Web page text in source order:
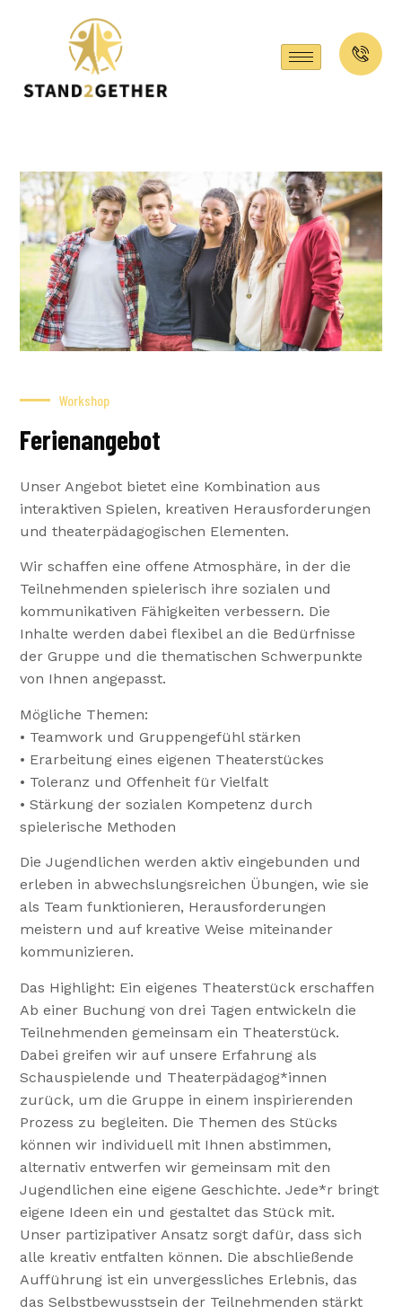
Workshop
Ferienangebot
Unser Angebot bietet eine Kombination aus
interaktiven Spielen, kreativen Herausforderungen
und theaterpädagogischen Elementen.
Wir schaffen eine offene Atmosphäre, in der die
Teilnehmenden spielerisch ihre sozialen und
kommunikativen Fähigkeiten verbessern. Die
Inhalte werden dabei flexibel an die Bedürfnisse
der Gruppe und die thematischen Schwerpunkte
von Ihnen angepasst.
Mögliche Themen:
• Teamwork und Gruppengefühl stärken
• Erarbeitung eines eigenen Theaterstückes
• Toleranz und Offenheit für Vielfalt
• Stärkung der sozialen Kompetenz durch
spielerische Methoden
Die Jugendlichen werden aktiv eingebunden und
erleben in abwechslungsreichen Übungen, wie sie
als Team funktionieren, Herausforderungen
meistern und auf kreative Weise miteinander
kommunizieren.
Das Highlight: Ein eigenes Theaterstück erschaffen
Ab einer Buchung von drei Tagen entwickeln die
Teilnehmenden gemeinsam ein Theaterstück.
Dabei greifen wir auf unsere Erfahrung als
Schauspielende und Theaterpädagog*innen
zurück, um die Gruppe in einem inspirierenden
Prozess zu begleiten. Die Themen des Stücks
können wir individuell mit Ihnen abstimmen,
alternativ entwerfen wir gemeinsam mit den
Jugendlichen eine eigene Geschichte. Jede*r bringt
eigene Ideen ein und gestaltet das Stück mit.
Unser partizipativer Ansatz sorgt dafür, dass sich
alle kreativ entfalten können. Die abschließende
Aufführung ist ein unvergessliches Erlebnis, das
das Selbstbewusstsein der Teilnehmenden stärkt